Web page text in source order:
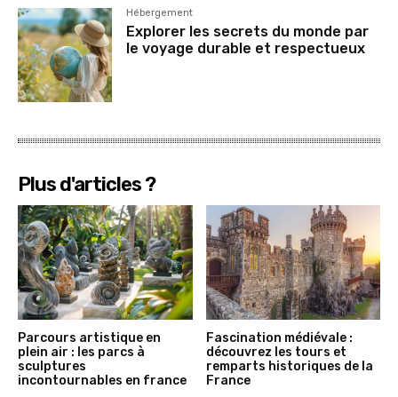
Hébergement
Explorer les secrets du monde par
le voyage durable et respectueux
Plus d'articles ?
Parcours artistique en
plein air : les parcs à
sculptures
incontournables en france
Fascination médiévale :
découvrez les tours et
remparts historiques de la
France